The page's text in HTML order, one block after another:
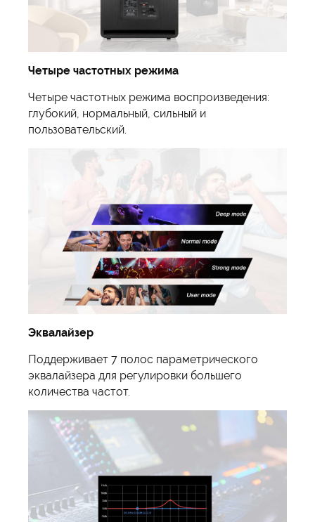
Четыре частотных режима
Четыре частотных режима воспроизведения:
глубокий, нормальный, сильный и
пользовательский.
Эквалайзер
Поддерживает 7 полос параметрического
эквалайзера для регулировки большего
количества частот.